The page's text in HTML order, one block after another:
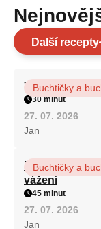
Další recepty
Vláčná
Buchtičky a
30 minut
27. 07. 2026
Jan
Hrnková
vážení
Buchtičky a
45 minut
27. 07. 2026
Jan